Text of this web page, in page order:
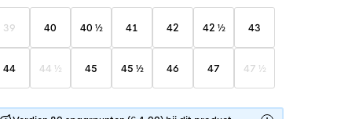
39 40 40 ½ 41 42 42 ½ 43
44 44 ½ 45 45 ½ 46 47 47 ½